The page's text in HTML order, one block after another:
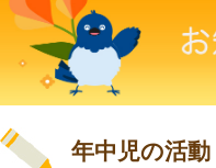
年中児の活動